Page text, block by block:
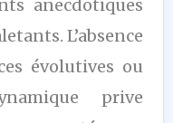
anecdotiques
L’absence
évolutives ou
prive